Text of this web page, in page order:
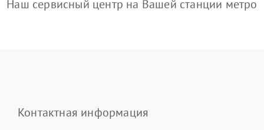
Наш сервисный центр на Вашей станции метро
Контактная информация